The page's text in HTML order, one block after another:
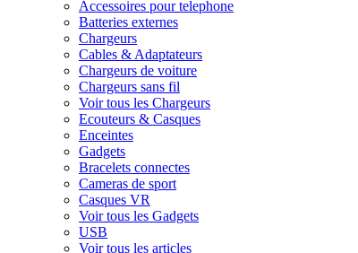
Accessoires pour telephone
Batteries externes
Chargeurs
Cables & Adaptateurs
Chargeurs de voiture
Chargeurs sans fil
Voir tous les Chargeurs
Ecouteurs & Casques
Enceintes
Gadgets
Bracelets connectes
Cameras de sport
Casques VR
Voir tous les Gadgets
USB
Voir tous les articles